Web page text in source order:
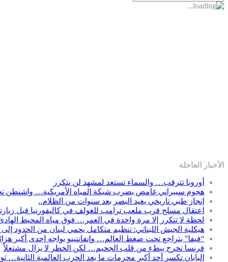
الأخبار العاجلة
أوروبا تترقب… والسماء تستعد لمشهد لن يتكرر
هجوم سيبراني غامض يضرب شبكة المياه الأمريكية… واشنطن
إنجاز طبي تاريخي يعيد البصر بعد سنوات من الظلام..
اعتقال مسلح قرب ملعب ترامب للغولف في كاليفورنيا قبل
لحظة لا تتكرر إلا مرة واحدة في العمر… فوق مياه المحيط
هيكلية الجيش اللبناني: تنظيم متكامل يحمي لبنان من الحدود إلى
“فيفا” يتراجع تحت ضغط العالم… وإنفانتينو يواجه إحدى أكبر
فرنسا تخرج ببطء من قلب الجحيم… لكن الخطر لا يزال مشتعلاً
اليابان تكسر أحد أكبر محرمات ما بعد الحرب العالمية الثانية…